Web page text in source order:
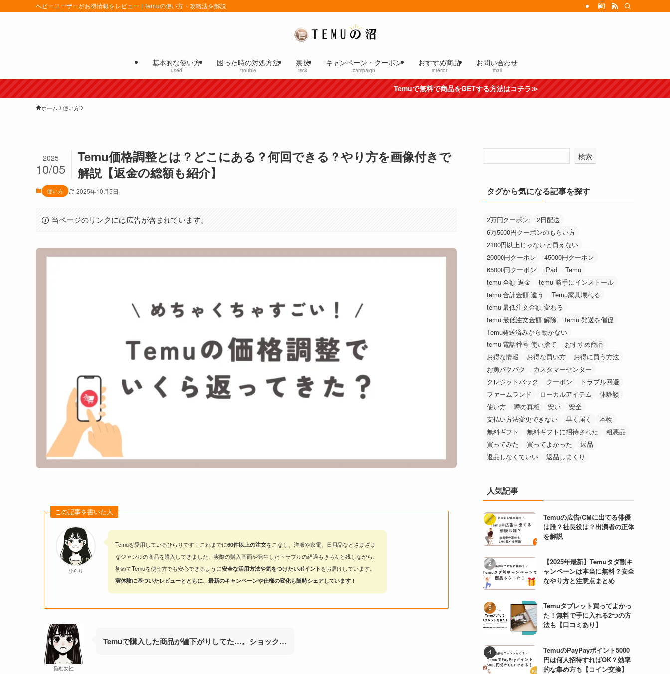
ヘビーユーザーがお得情報をレビュー | Temuの使い方・攻略法を解説
基本的な使い方
used
困った時の対処方法
trouble
裏技
trick
キャンペーン・クーポン
campaign
おすすめ商品
interior
お問い合わせ
mail
Temuで無料で商品をGETする方法はコチラ≫
ホーム 使い方
Temu価格調整とは？どこにある？何回できる？やり方を画像付きで
解説【返金の総額も紹介】
2025
10/05
使い方 2025年10月5日
当ページのリンクには広告が含まれています。
この記事を書いた人
ひらり
Temuを愛用しているひらりです！これまでに60件以上の注文をこなし、洋服や家電、日用品などさまざま
なジャンルの商品を購入してきました。実際の購入画面や発生したトラブルの経過もきちんと残しながら、
初めてTemuを使う方でも安心できるように安全な活用方法や気をつけたいポイントをお届けしています。
実体験に基づいたレビューとともに、最新のキャンペーンや仕様の変化も随時シェアしています！
悩む女性
Temuで購入した商品が値下がりしてた…。ショック…
検索
タグから気になる記事を探す
2万円クーポン
2日配送
6万5000円クーポンのもらい方
2100円以上じゃないと買えない
20000円クーポン
45000円クーポン
65000円クーポン
iPad
Temu
temu 全額 返金
temu 勝手にインストール
temu 合計金額 違う
Temu家具壊れる
temu 最低注文金額 変わる
temu 最低注文金額 解除
temu 発送を催促
Temu発送済みから動かない
temu 電話番号 使い捨て
おすすめ商品
お得な情報
お得な買い方
お得に買う方法
お魚パクパク
カスタマーセンター
クレジットバック
クーポン
トラブル回避
ファームランド
ローカルアイテム
体験談
使い方
噂の真相 安い
安全
支払い方法変更できない
早く届く
本物
無料ギフト
無料ギフトに招待された
粗悪品
買ってみた
買ってよかった
返品
返品しなくていい
返品しまくり
人気記事
Temuの広告/CMに出てる俳優
は誰？社長役は？出演者の正体
を解説
【2025年最新】Temuタダ割キ
ャンペーンは本当に無料？安全
なやり方と注意点まとめ
Temuタブレット買ってよかっ
た！無料で手に入れる2つの方
法も【口コミあり】
TemuのPayPayポイント5000
円は何人招待すればOK？効率
的な集め方も【コイン交換】